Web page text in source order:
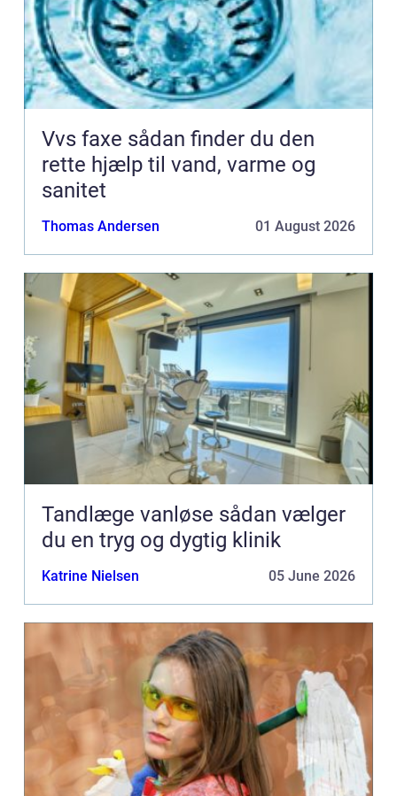
Vvs faxe sådan finder du den
rette hjælp til vand, varme og
sanitet
Thomas Andersen 01 August 2026
Tandlæge vanløse sådan vælger
du en tryg og dygtig klinik
Katrine Nielsen 05 June 2026